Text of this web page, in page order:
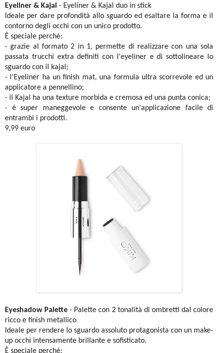
Eyeliner & Kajal - Eyeliner & Kajal duo in stick
Ideale per dare profondità allo sguardo ed esaltare la forma e il
contorno degli occhi con un unico prodotto.
È speciale perché:
- grazie al formato 2 in 1, permette di realizzare con una sola
passata trucchi extra definiti con l'eyeliner e di sottolineare lo
sguardo con il kajal;
- l'Eyeliner ha un finish mat, una formula ultra scorrevole ed un
applicatore a pennellino;
- il Kajal ha una texture morbida e cremosa ed una punta conica;
- è super maneggevole e consente un'applicazione facile di
entrambi i prodotti.
9,99 euro
Eyeshadow Palette - Palette con 2 tonalità di ombretti dal colore
ricco e finish metallico
Ideale per rendere lo sguardo assoluto protagonista con un make-
up occhi intensamente brillante e sofisticato.
È speciale perché: